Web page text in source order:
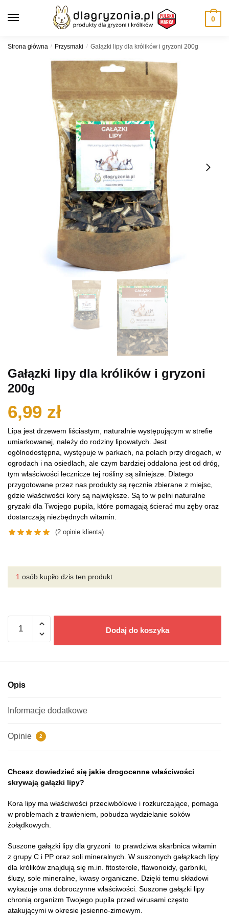
0
Strona główna / Przysmaki / Gałązki lipy dla królików i gryzoni 200g
Gałązki lipy dla królików i gryzoni
200g
6,99 zł
Lipa jest drzewem liściastym, naturalnie występującym w strefie
umiarkowanej, należy do rodziny lipowatych. Jest
ogólnodostępna, występuje w parkach, na polach przy drogach, w
ogrodach i na osiedlach, ale czym bardziej oddalona jest od dróg,
tym właściwości lecznicze tej rośliny są silniejsze. Dlatego
przygotowane przez nas produkty są ręcznie zbierane z miejsc,
gdzie właściwości kory są największe. Są to w pełni naturalne
gryzaki dla Twojego pupila, które pomagają ścierać mu zęby oraz
dostarczają niezbędnych witamin.
(2 opinie klienta)
1 osób kupiło dzis ten produkt
Gałązki
i
200g
Dodaj do koszyka
Opis
Informacje dodatkowe
Opinie 2
Chcesz dowiedzieć się jakie drogocenne właściwości
skrywają gałązki lipy?
Kora lipy ma właściwości przeciwbólowe i rozkurczające, pomaga
w problemach z trawieniem, pobudza wydzielanie soków
żołądkowych.
Suszone gałązki lipy dla gryzoni to prawdziwa skarbnica witamin
z grupy C i PP oraz soli mineralnych. W suszonych gałązkach lipy
dla królików znajdują się m.in. fitosterole, flawonoidy, garbniki,
śluzy, sole mineralne, kwasy organiczne. Dzięki temu składowi
wykazuje ona dobroczynne właściwości. Suszone gałązki lipy
chronią organizm Twojego pupila przed wirusami często
atakującymi w okresie jesienno-zimowym.